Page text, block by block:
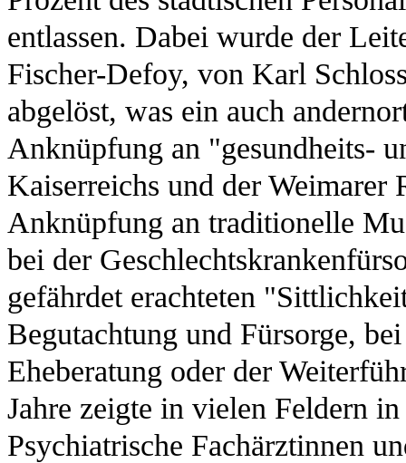
entlassen. Dabei wurde der
Fischer-Defoy, von Karl
abgelöst, was ein auch
Anknüpfung an "gesundheits-
Kaiserreichs und der
Anknüpfung an traditionelle
bei der
gefährdet erachteten
Begutachtung und Fürsorge,
Eheberatung oder der
Jahre zeigte in vielen Feldern
Psychiatrische Fachärztinnen